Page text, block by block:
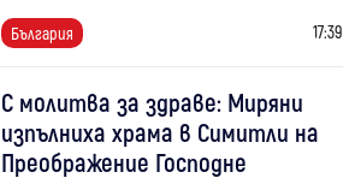
България 17:39
С молитва за здраве: Миряни
изпълниха храма в Симитли на
Преображение Господне